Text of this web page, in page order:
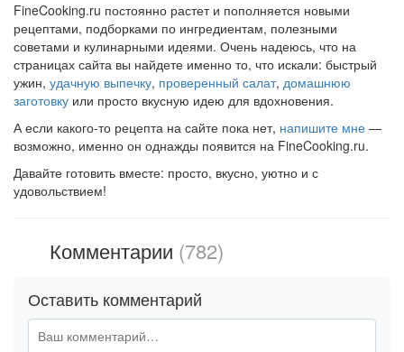
FineCooking.ru постоянно растет и пополняется новыми
рецептами, подборками по ингредиентам, полезными
советами и кулинарными идеями. Очень надеюсь, что на
страницах сайта вы найдете именно то, что искали: быстрый
ужин, удачную выпечку, проверенный салат, домашнюю
заготовку или просто вкусную идею для вдохновения.
А если какого-то рецепта на сайте пока нет, напишите мне —
возможно, именно он однажды появится на FineCooking.ru.
Давайте готовить вместе: просто, вкусно, уютно и с
удовольствием!
Комментарии (782)
Оставить комментарий